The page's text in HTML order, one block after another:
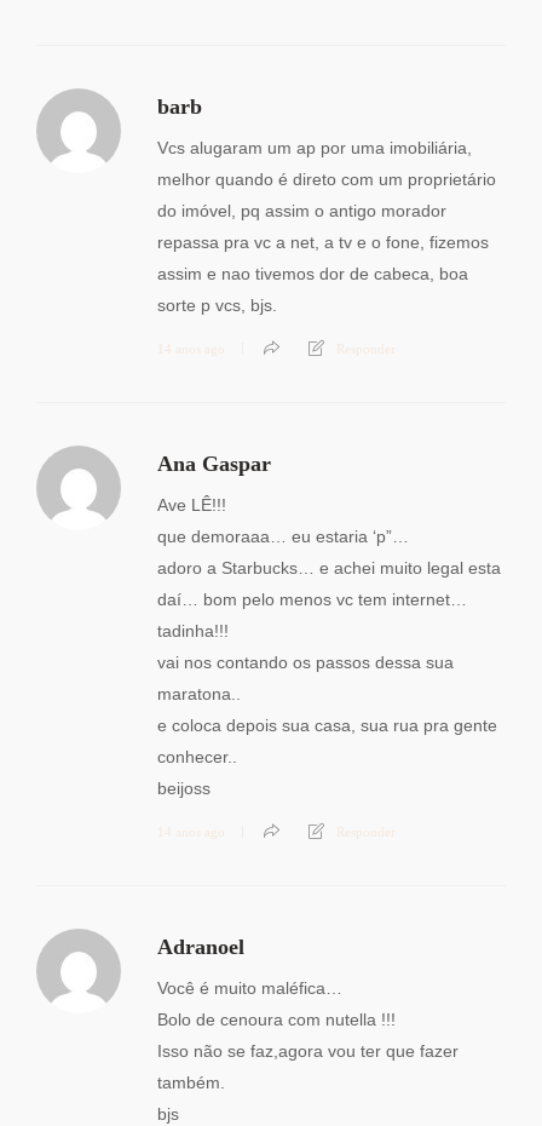
barb
Vcs alugaram um ap por uma imobiliária,
melhor quando é direto com um proprietário
do imóvel, pq assim o antigo morador
repassa pra vc a net, a tv e o fone, fizemos
assim e nao tivemos dor de cabeca, boa
sorte p vcs, bjs.
14 anos ago Responder
Ana Gaspar
Ave LÊ!!!
que demoraaa… eu estaria ‘p”…
adoro a Starbucks… e achei muito legal esta
daí… bom pelo menos vc tem internet…
tadinha!!!
vai nos contando os passos dessa sua
maratona..
e coloca depois sua casa, sua rua pra gente
conhecer..
beijoss
14 anos ago Responder
Adranoel
Você é muito maléfica…
Bolo de cenoura com nutella !!!
Isso não se faz,agora vou ter que fazer
também.
bjs